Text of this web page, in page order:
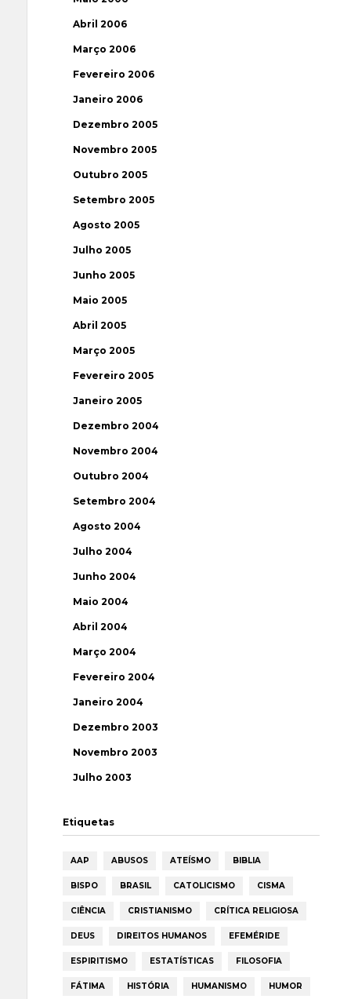
Abril 2006
Março 2006
Fevereiro 2006
Janeiro 2006
Dezembro 2005
Novembro 2005
Outubro 2005
Setembro 2005
Agosto 2005
Julho 2005
Junho 2005
Maio 2005
Abril 2005
Março 2005
Fevereiro 2005
Janeiro 2005
Dezembro 2004
Novembro 2004
Outubro 2004
Setembro 2004
Agosto 2004
Julho 2004
Junho 2004
Maio 2004
Abril 2004
Março 2004
Fevereiro 2004
Janeiro 2004
Dezembro 2003
Novembro 2003
Julho 2003
Etiquetas
AAP ABUSOS ATEÍSMO BIBLIA
BISPO BRASIL CATOLICISMO CISMA
CIÊNCIA CRISTIANISMO CRÍTICA RELIGIOSA
DEUS DIREITOS HUMANOS EFEMÉRIDE
ESPIRITISMO ESTATÍSTICAS FILOSOFIA
FÁTIMA HISTÓRIA HUMANISMO HUMOR